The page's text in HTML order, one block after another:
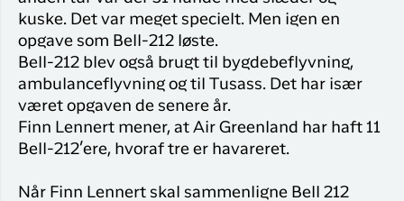
kuske. Det var meget specielt. Men igen en
opgave som Bell-212 løste.
Bell-212 blev også brugt til bygdebeflyvning,
ambulanceflyvning og til Tusass. Det har især
været opgaven de senere år.
Finn Lennert mener, at Air Greenland har haft 11
Bell-212’ere, hvoraf tre er havareret.
Når Finn Lennert skal sammenligne Bell 212